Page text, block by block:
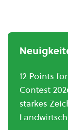
12 Points
Contest
starkes